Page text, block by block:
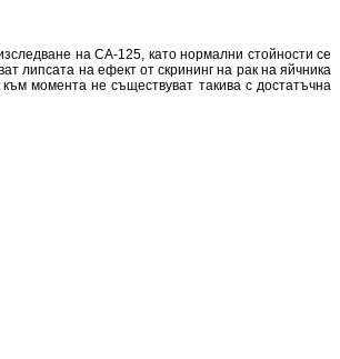
на CA-125, като нормални стойности се
липсата на ефект от скрининг на рак на яйчника
момента не съществуват такива с достатъчна